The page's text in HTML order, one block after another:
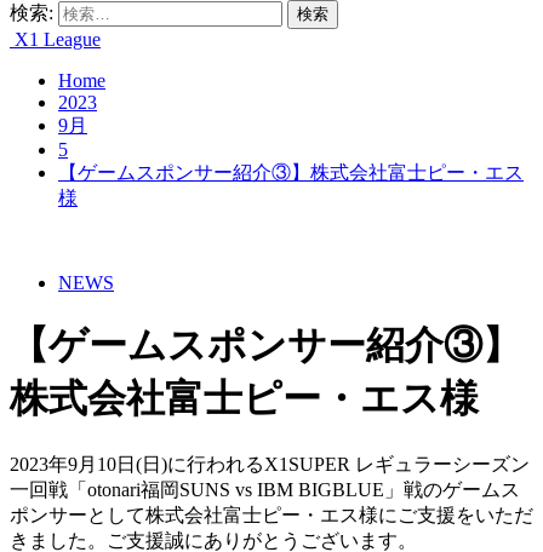
検索:
X1 League
Home
2023
9月
5
【ゲームスポンサー紹介③】株式会社富士ピー・エス
様
NEWS
【ゲームスポンサー紹介③】
株式会社富士ピー・エス様
2023年9月10日(日)に行われるX1SUPER レギュラーシーズン
一回戦「otonari福岡SUNS vs IBM BIGBLUE」戦のゲームス
ポンサーとして株式会社富士ピー・エス様にご支援をいただ
きました。ご支援誠にありがとうございます。